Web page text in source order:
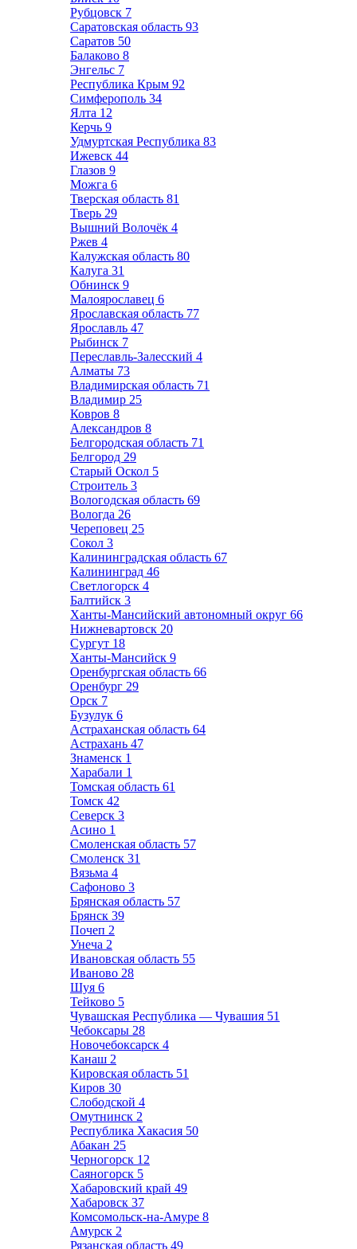
Рубцовск 7
Саратовская область 93
Саратов 50
Балаково 8
Энгельс 7
Республика Крым 92
Симферополь 34
Ялта 12
Керчь 9
Удмуртская Республика 83
Ижевск 44
Глазов 9
Можга 6
Тверская область 81
Тверь 29
Вышний Волочёк 4
Ржев 4
Калужская область 80
Калуга 31
Обнинск 9
Малоярославец 6
Ярославская область 77
Ярославль 47
Рыбинск 7
Переславль-Залесский 4
Алматы 73
Владимирская область 71
Владимир 25
Ковров 8
Александров 8
Белгородская область 71
Белгород 29
Старый Оскол 5
Строитель 3
Вологодская область 69
Вологда 26
Череповец 25
Сокол 3
Калининградская область 67
Калининград 46
Светлогорск 4
Балтийск 3
Ханты-Мансийский автономный округ 66
Нижневартовск 20
Сургут 18
Ханты-Мансийск 9
Оренбургская область 66
Оренбург 29
Орск 7
Бузулук 6
Астраханская область 64
Астрахань 47
Знаменск 1
Харабали 1
Томская область 61
Томск 42
Северск 3
Асино 1
Смоленская область 57
Смоленск 31
Вязьма 4
Сафоново 3
Брянская область 57
Брянск 39
Почеп 2
Унеча 2
Ивановская область 55
Иваново 28
Шуя 6
Тейково 5
Чувашская Республика — Чувашия 51
Чебоксары 28
Новочебоксарск 4
Канаш 2
Кировская область 51
Киров 30
Слободской 4
Омутнинск 2
Республика Хакасия 50
Абакан 25
Черногорск 12
Саяногорск 5
Хабаровский край 49
Хабаровск 37
Комсомольск-на-Амуре 8
Амурск 2
Рязанская область 49